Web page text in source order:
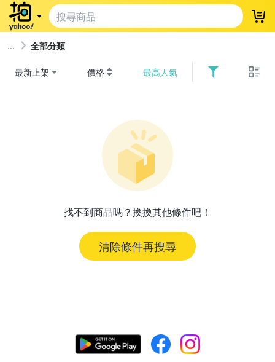
登
全部分類
最新上架 價格 最高人氣
找不到商品嗎？換換其他條件吧！
清除條件再搜尋